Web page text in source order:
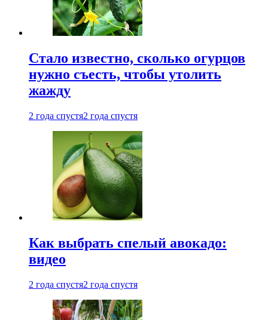
Стало известно, сколько огурцов
нужно съесть, чтобы утолить
жажду
2 года спустя2 года спустя
Как выбрать спелый авокадо:
видео
2 года спустя2 года спустя